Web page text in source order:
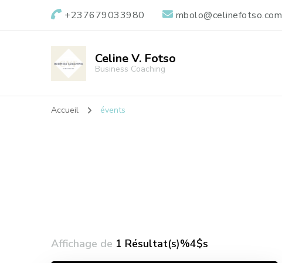
+237679033980 mbolo@celinefotso.com
Celine V. Fotso
Business Coaching
Accueil évents
Affichage de 1 Résultat(s)%4$s